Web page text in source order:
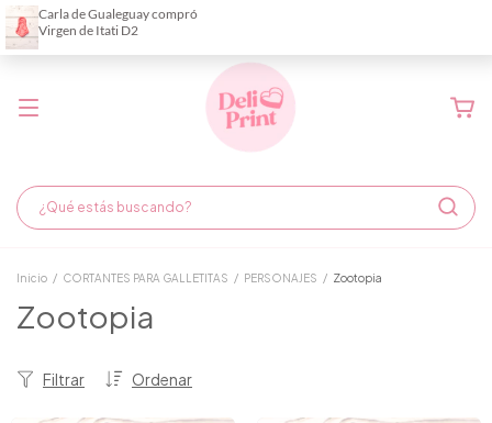
Demora de fabricación hasta 6 días hábiles
Inicio / CORTANTES PARA GALLETITAS / PERSONAJES / Zootopia
Zootopia
Ordenar
Filtrar